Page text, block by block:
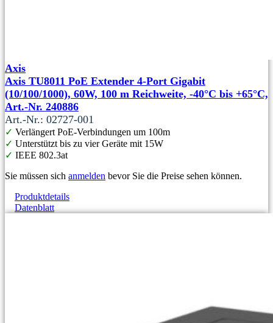
Axis
Axis TU8011 PoE Extender 4-Port Gigabit
(10/100/1000), 60W, 100 m Reichweite, -40°C bis +65°C,
Art.-Nr. 240886
Art.-Nr.: 02727-001
✓ Verlängert PoE-Verbindungen um 100m
✓ Unterstützt bis zu vier Geräte mit 15W
✓ IEEE 802.3at
Sie müssen sich anmelden bevor Sie die Preise sehen können.
Produktdetails
Datenblatt